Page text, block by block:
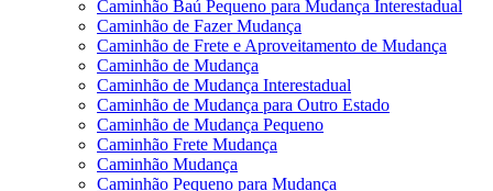
Caminhão Baú Pequeno para Mudança Interestadual
Caminhão de Fazer Mudança
Caminhão de Frete e Aproveitamento de Mudança
Caminhão de Mudança
Caminhão de Mudança Interestadual
Caminhão de Mudança para Outro Estado
Caminhão de Mudança Pequeno
Caminhão Frete Mudança
Caminhão Mudança
Caminhão Pequeno para Mudança